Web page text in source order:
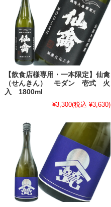
【飲食店様専用・一本限定】仙禽
（せんきん） モダン 壱式 火
入 1800ml
¥3,300(税込 ¥3,630)